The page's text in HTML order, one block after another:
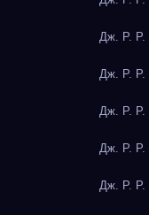
Дж. Р. Р.
Дж. Р. Р.
Дж. Р. Р.
Дж. Р. Р.
Дж. Р. Р.